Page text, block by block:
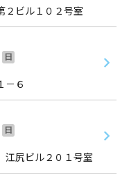
ビル１０２号室
日
－６
日
尻ビル２０１号室